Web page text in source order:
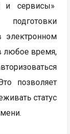
и сервисы»
электронном
любое время,
позволяет
статус